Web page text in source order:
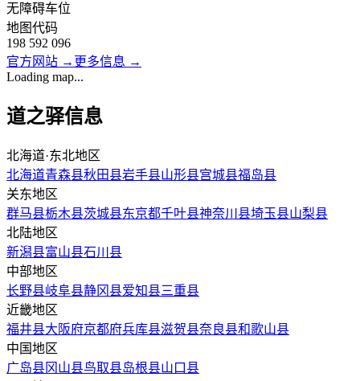
无障碍车位
地图代码
198 592 096
官方网站 → 更多信息 →
Loading map...
道之驿信息
北海道·东北地区
北海道青森县秋田县岩手县山形县宫城县福岛县
关东地区
群马县栃木县茨城县东京都千叶县神奈川县埼玉县山梨县
北陆地区
新潟县富山县石川县
中部地区
长野县岐阜县静冈县爱知县三重县
近畿地区
福井县大阪府京都府兵库县滋贺县奈良县和歌山县
中国地区
广岛县冈山县鸟取县岛根县山口县